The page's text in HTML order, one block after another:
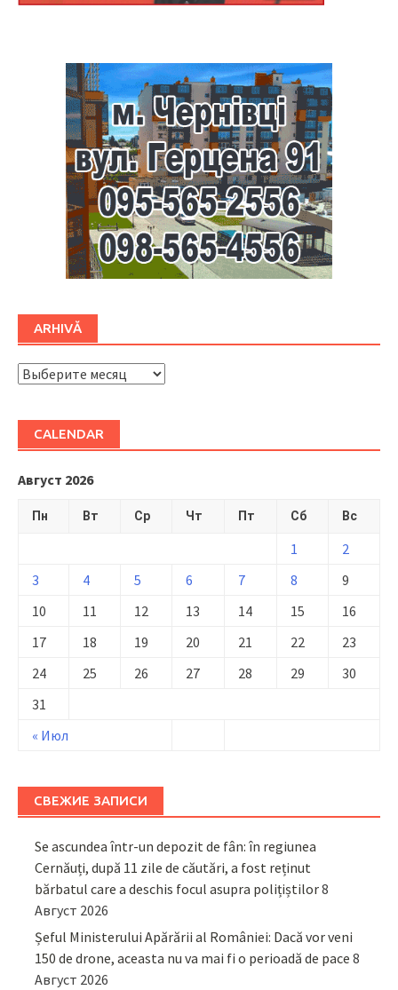
ARHIVĂ
ARHIVĂ
CALENDAR
Август 2026
Пн Вт Ср Чт Пт Сб Вс
« Июл
1
2
3
4 5 6 7 8
9
10
11 12 13 14 15
16
17
18 19 20 21 22
23
24
25 26 27 28 29
30
31
СВЕЖИЕ ЗАПИСИ
Se ascundea într-un depozit de fân: în regiunea
Cernăuți, după 11 zile de căutări, a fost reținut
bărbatul care a deschis focul asupra polițiștilor8
Август 2026
Șeful Ministerului Apărării al României: Dacă vor veni
150 de drone, aceasta nu va mai fi o perioadă de pace 8
Август 2026